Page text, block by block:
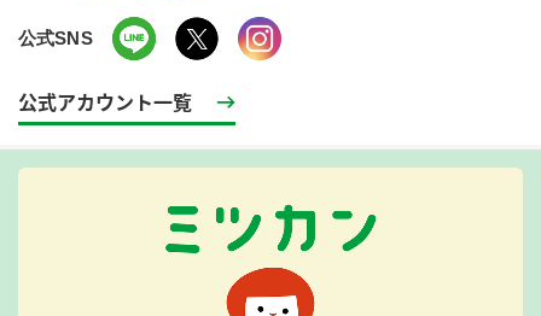
公式SNS
公式アカウント一覧